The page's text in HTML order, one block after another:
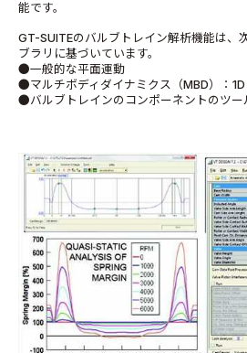
能です。
GT-SUITEのバルブトレイン解析機能は、
ブラリに基づいています。
●一般的な平面運動
●マルチボディダイナミクス（MBD）：
●バルブトレインのコンポーネントのツー